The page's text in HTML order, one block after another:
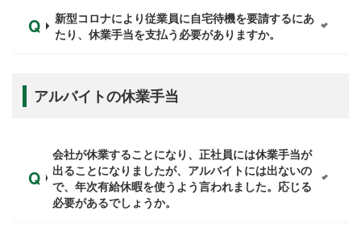
新型コロナにより従業員に自宅待機を要請するにあ
たり、休業手当を支払う必要がありますか。
アルバイトの休業手当
会社が休業することになり、正社員には休業手当が
出ることになりましたが、アルバイトには出ないの
で、年次有給休暇を使うよう言われました。応じる
必要があるでしょうか。